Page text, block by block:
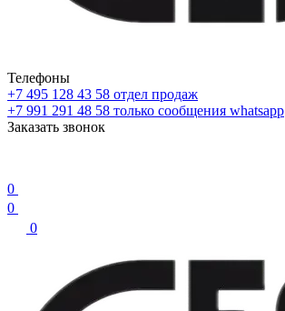
Телефоны
+7 495 128 43 58 отдел продаж
+7 991 291 48 58 только сообщения whatsapp
Заказать звонок
0
0
0